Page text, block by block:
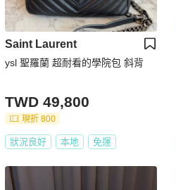
Saint Laurent
ysl 聖羅蘭 超耐看的學院包 斜背
TWD 49,800
現折 800
狀況良好 本地 免運